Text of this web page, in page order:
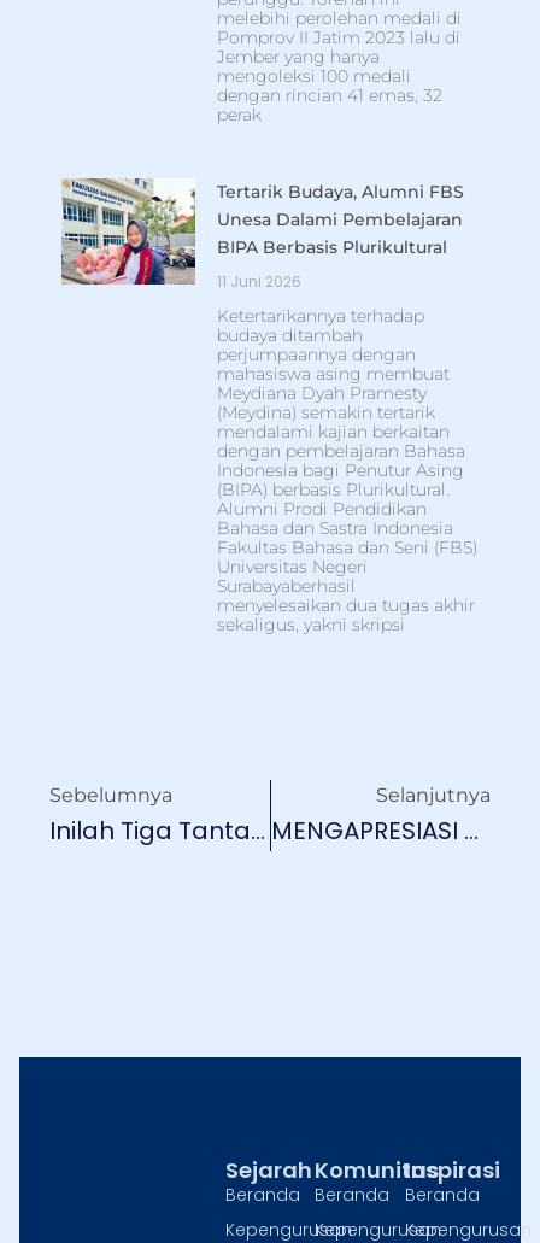
melebihi perolehan medali di
Pomprov II Jatim 2023 lalu di
Jember yang hanya
mengoleksi 100 medali
dengan rincian 41 emas, 32
perak
Tertarik Budaya, Alumni FBS
Unesa Dalami Pembelajaran
BIPA Berbasis Plurikultural
11 Juni 2026
Ketertarikannya terhadap
budaya ditambah
perjumpaannya dengan
mahasiswa asing membuat
Meydiana Dyah Pramesty
(Meydina) semakin tertarik
mendalami kajian berkaitan
dengan pembelajaran Bahasa
Indonesia bagi Penutur Asing
(BIPA) berbasis Plurikultural.
Alumni Prodi Pendidikan
Bahasa dan Sastra Indonesia
Fakultas Bahasa dan Seni (FBS)
Universitas Negeri
Surabayaberhasil
menyelesaikan dua tugas akhir
sekaligus, yakni skripsi
Sebelumnya
Inilah Tiga Tantangan Utama Menulis
Selanjutnya
MENGAPRESIASI SASTRA MASUK KURIKULUM
Inspirasi
Beranda
Kepengurusan
Komunitas
Beranda
Kepengurusan
Sejarah
Beranda
Kepengurusan